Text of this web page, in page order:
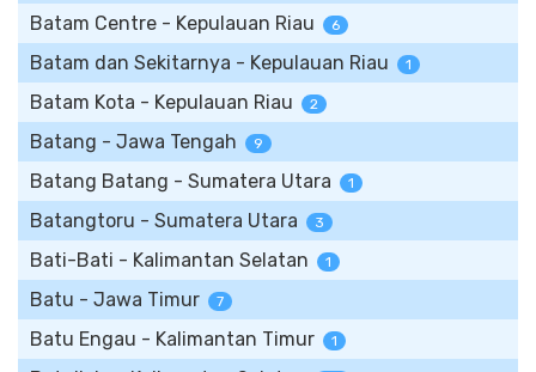
Batam Centre - Kepulauan Riau 6
Batam dan Sekitarnya - Kepulauan Riau 1
Batam Kota - Kepulauan Riau 2
Batang - Jawa Tengah 9
Batang Batang - Sumatera Utara 1
Batangtoru - Sumatera Utara 3
Bati-Bati - Kalimantan Selatan 1
Batu - Jawa Timur 7
Batu Engau - Kalimantan Timur 1